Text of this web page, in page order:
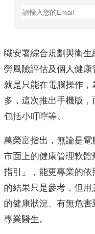
職安署綜合規劃與衛
勞風險評估及個人健
就是只能在電腦操作
多，這次推出手機版，
包括小叮嚀等。
萬榮富指出，無論是
市面上的健康管理軟
指引」，能更專業的
的結果只是參考，但
的健康狀況、有無危
專業醫生。